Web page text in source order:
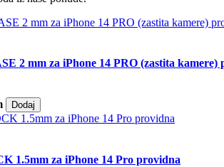
2 mm za iPhone 14 PRO (zastita kamere)
Dodaj
1.5mm za iPhone 14 Pro providna